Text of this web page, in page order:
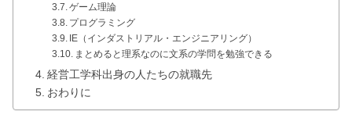
ゲーム理論
プログラミング
IE（インダストリアル・エンジニアリング）
まとめると理系なのに文系の学問を勉強できる
経営工学科出身の人たちの就職先
おわりに